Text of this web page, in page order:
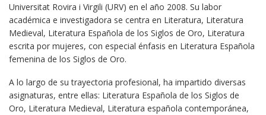
Universitat Rovira i Virgili (URV) en el año 2008. Su labor
académica e investigadora se centra en Literatura, Literatura
Medieval, Literatura Española de los Siglos de Oro, Literatura
escrita por mujeres, con especial énfasis en Literatura Española
femenina de los Siglos de Oro.
A lo largo de su trayectoria profesional, ha impartido diversas
asignaturas, entre ellas: Literatura Española de los Siglos de
Oro, Literatura Medieval, Literatura española contemporánea,